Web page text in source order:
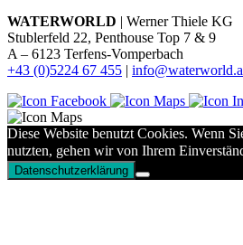
WATERWORLD | Werner Thiele KG
Stublerfeld 22, Penthouse Top 7 & 9
A – 6123 Terfens-Vomperbach
+43 (0)5224 67 455 |
Diese Website benutzt Cookies. Wenn
nutzten, gehen wir von Ihrem
Datenschutzerklärung